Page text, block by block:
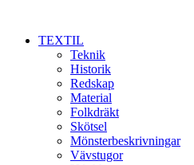
TEXTIL
Teknik
Historik
Redskap
Material
Folkdräkt
Skötsel
Mönsterbeskrivningar
Vävstugor